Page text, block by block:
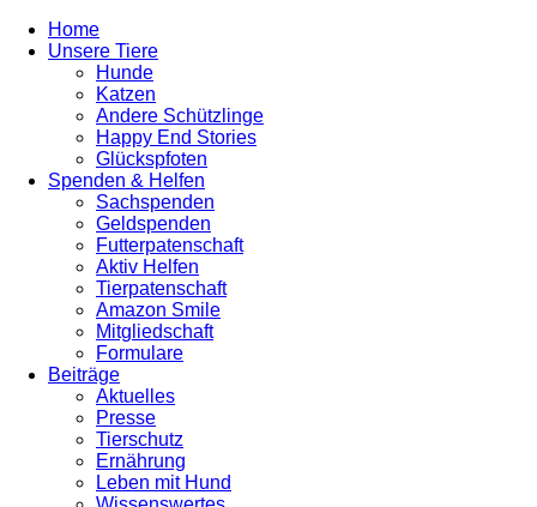
Home
Unsere Tiere
Hunde
Katzen
Andere Schützlinge
Happy End Stories
Glückspfoten
Spenden & Helfen
Sachspenden
Geldspenden
Futterpatenschaft
Aktiv Helfen
Tierpatenschaft
Amazon Smile
Mitgliedschaft
Formulare
Beiträge
Aktuelles
Presse
Tierschutz
Ernährung
Leben mit Hund